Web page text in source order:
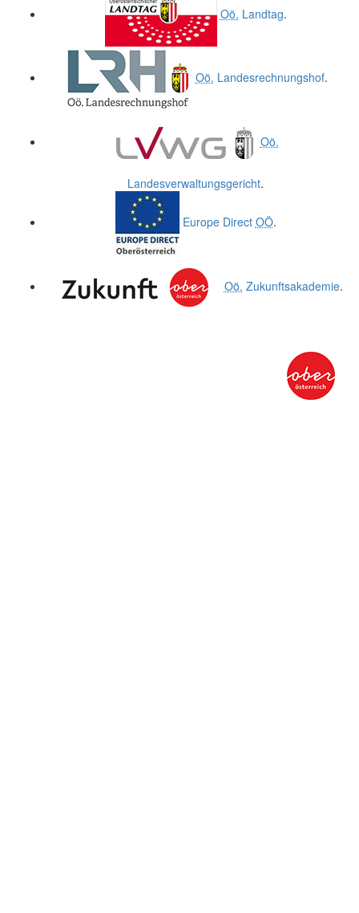
Oö. Landtag.
Oö. Landesrechnungshof.
Oö.
Landesverwaltungsgericht.
Europe Direct OÖ.
Oö. Zukunftsakademie.